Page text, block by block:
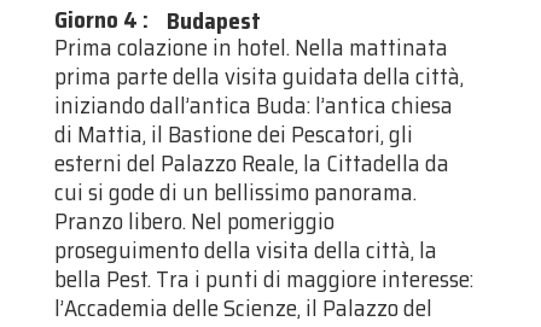
Giorno 4 : Budapest
Prima colazione in hotel. Nella mattinata
prima parte della visita guidata della città,
iniziando dall’antica Buda: l’antica chiesa
di Mattia, il Bastione dei Pescatori, gli
esterni del Palazzo Reale, la Cittadella da
cui si gode di un bellissimo panorama.
Pranzo libero. Nel pomeriggio
proseguimento della visita della città, la
bella Pest. Tra i punti di maggiore interesse:
l’Accademia delle Scienze, il Palazzo del